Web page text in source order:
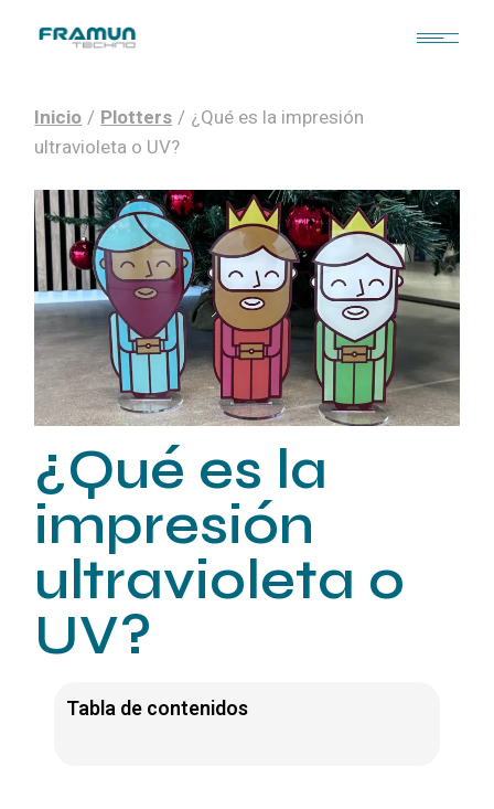
Inicio Plotters
¿Qué es la impresión
ultravioleta o UV?
¿Qué es la
impresión
ultravioleta o
UV?
Tabla de contenidos